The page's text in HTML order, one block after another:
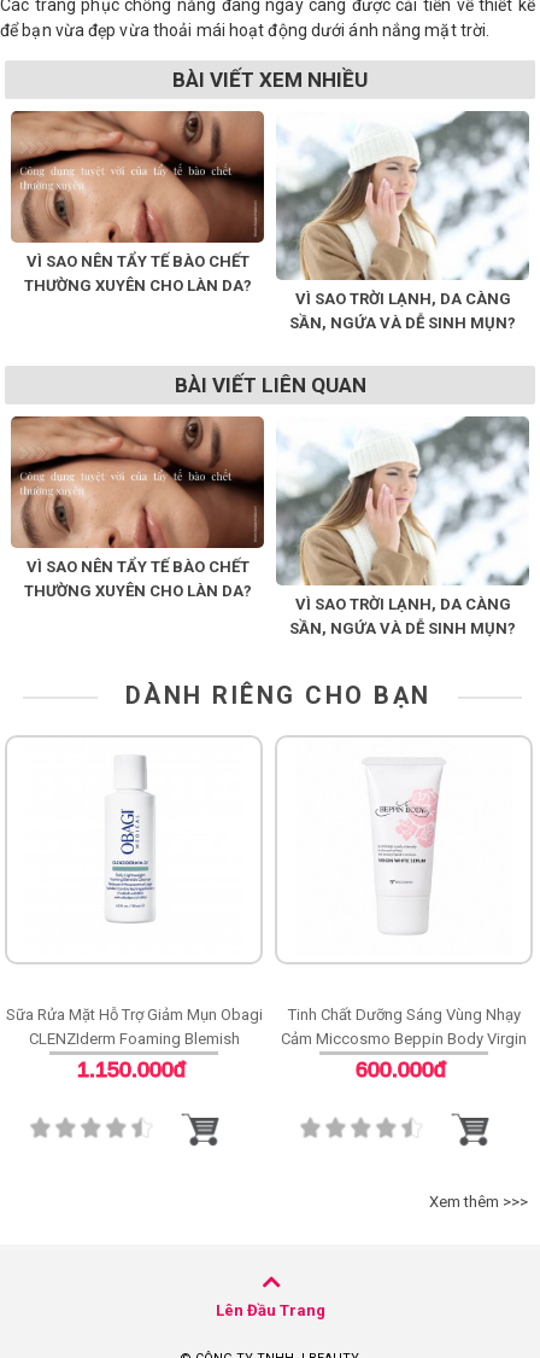
Các trang phục chống nắng đang ngày càng được cải tiến về thiết kế
để bạn vừa đẹp vừa thoải mái hoạt động dưới ánh nắng mặt trời.
BÀI VIẾT XEM NHIỀU
VÌ SAO NÊN TẨY TẾ BÀO CHẾT
THƯỜNG XUYÊN CHO LÀN DA?
VÌ SAO TRỜI LẠNH, DA CÀNG
SẦN, NGỨA VÀ DỄ SINH MỤN?
BÀI VIẾT LIÊN QUAN
VÌ SAO NÊN TẨY TẾ BÀO CHẾT
THƯỜNG XUYÊN CHO LÀN DA?
VÌ SAO TRỜI LẠNH, DA CÀNG
SẦN, NGỨA VÀ DỄ SINH MỤN?
DÀNH RIÊNG CHO BẠN
Sữa Rửa Mặt Hỗ Trợ Giảm Mụn Obagi
CLENZIderm Foaming Blemish
Cleanser
1.150.000đ
Tinh Chất Dưỡng Sáng Vùng Nhạy
Cảm Miccosmo Beppin Body Virgin
White Serum
600.000đ
Xem thêm >>>
Lên Đầu Trang